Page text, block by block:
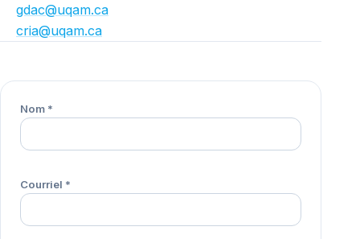
gdac@uqam.ca
cria@uqam.ca
Nom *
Courriel *